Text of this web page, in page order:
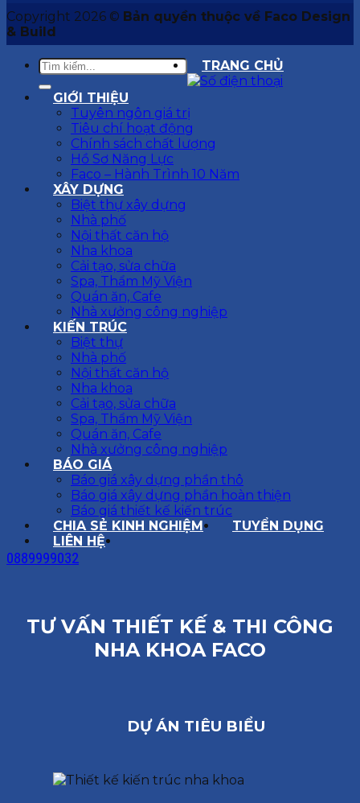
Copyright 2026 © Bản quyền thuộc về Faco Design
& Build
TRANG CHỦ
GIỚI THIỆU
Tuyên ngôn giá trị
Tiêu chí hoạt động
Chính sách chất lượng
Hồ Sơ Năng Lực
Faco – Hành Trình 10 Năm
XÂY DỰNG
Biệt thự xây dựng
Nhà phố
Nội thất căn hộ
Nha khoa
Cải tạo, sửa chữa
Spa, Thẩm Mỹ Viện
Quán ăn, Cafe
Nhà xưởng công nghiệp
KIẾN TRÚC
Biệt thự
Nhà phố
Nội thất căn hộ
Nha khoa
Cải tạo, sửa chữa
Spa, Thẩm Mỹ Viện
Quán ăn, Cafe
Nhà xưởng công nghiệp
BÁO GIÁ
Báo giá xây dựng phần thô
Báo giá xây dựng phần hoàn thiện
Báo giá thiết kế kiến trúc
CHIA SẺ KINH NGHIỆM
TUYỂN DỤNG
LIÊN HỆ
0889999032
TƯ VẤN THIẾT KẾ & THI CÔNG
NHA KHOA FACO
DỰ ÁN TIÊU BIỂU